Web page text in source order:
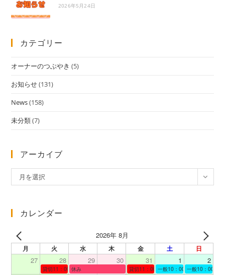
2026年5月24日
カテゴリー
オーナーのつぶやき (5)
お知らせ(131)
News(158)
未分類(7)
アーカイブ
ー
イ
月を選択
カレンダー
2026年 8月
月 火 水 木 金 土 日
27 28 29 30 31 1 2
貸切11：00～12：00
休み 貸切11：00～12：00一般10：00～19：00
一般10：00～